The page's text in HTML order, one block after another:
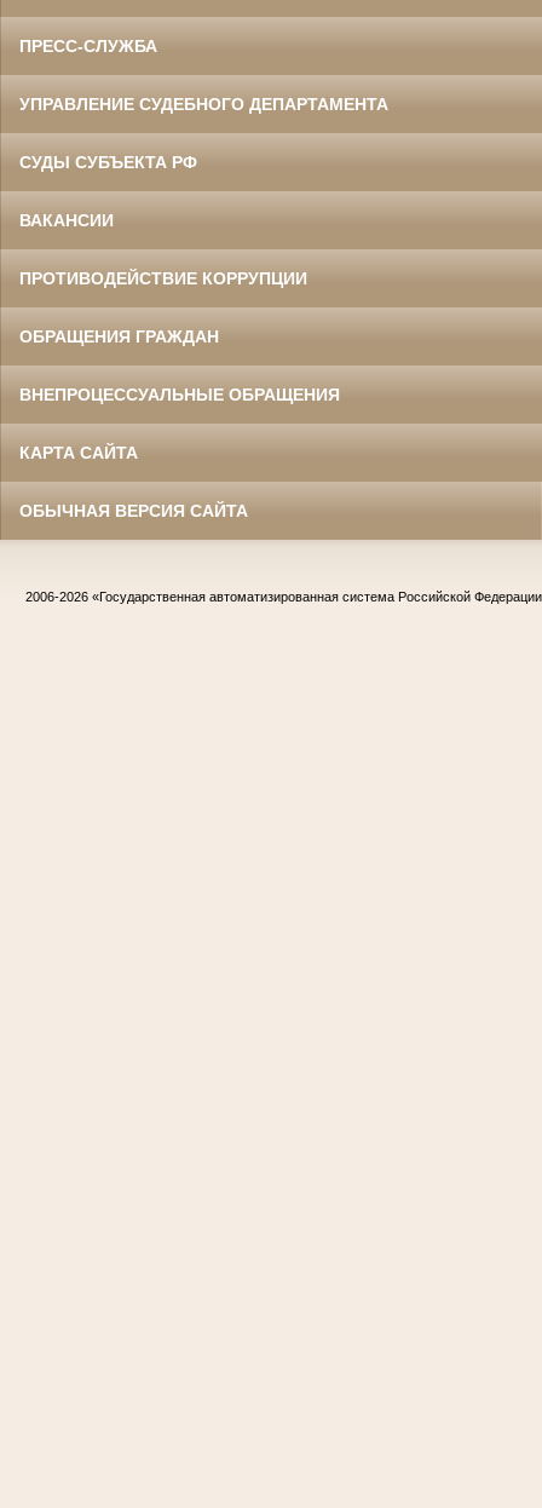
ПРЕСС-СЛУЖБА
УПРАВЛЕНИЕ СУДЕБНОГО ДЕПАРТАМЕНТА
СУДЫ СУБЪЕКТА РФ
ВАКАНСИИ
ПРОТИВОДЕЙСТВИЕ КОРРУПЦИИ
ОБРАЩЕНИЯ ГРАЖДАН
ВНЕПРОЦЕССУАЛЬНЫЕ ОБРАЩЕНИЯ
КАРТА САЙТА
ОБЫЧНАЯ ВЕРСИЯ САЙТА
2006-2026 «Государственная автоматизированная система Российской